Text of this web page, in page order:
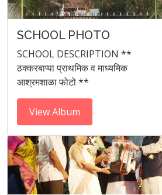
SCHOOL PHOTO
SCHOOL DESCRIPTION **
ठक्करबाप्पा प्राथमिक व माध्यमिक
आश्रमशाळा फोटो **
View Album